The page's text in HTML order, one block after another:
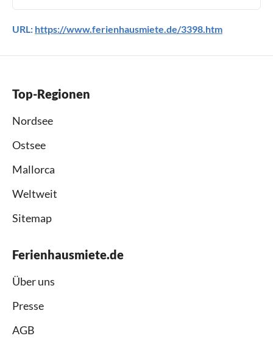
URL: https://www.ferienhausmiete.de/3398.htm
Top-Regionen
Nordsee
Ostsee
Mallorca
Weltweit
Sitemap
Ferienhausmiete.de
Über uns
Presse
AGB